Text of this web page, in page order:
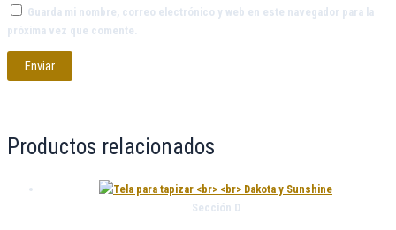
Guarda mi nombre, correo electrónico y web en este navegador para la
próxima vez que comente.
Productos relacionados
Sección D